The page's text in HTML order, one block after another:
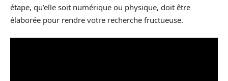
étape, qu’elle soit numérique ou physique, doit être
élaborée pour rendre votre recherche fructueuse.